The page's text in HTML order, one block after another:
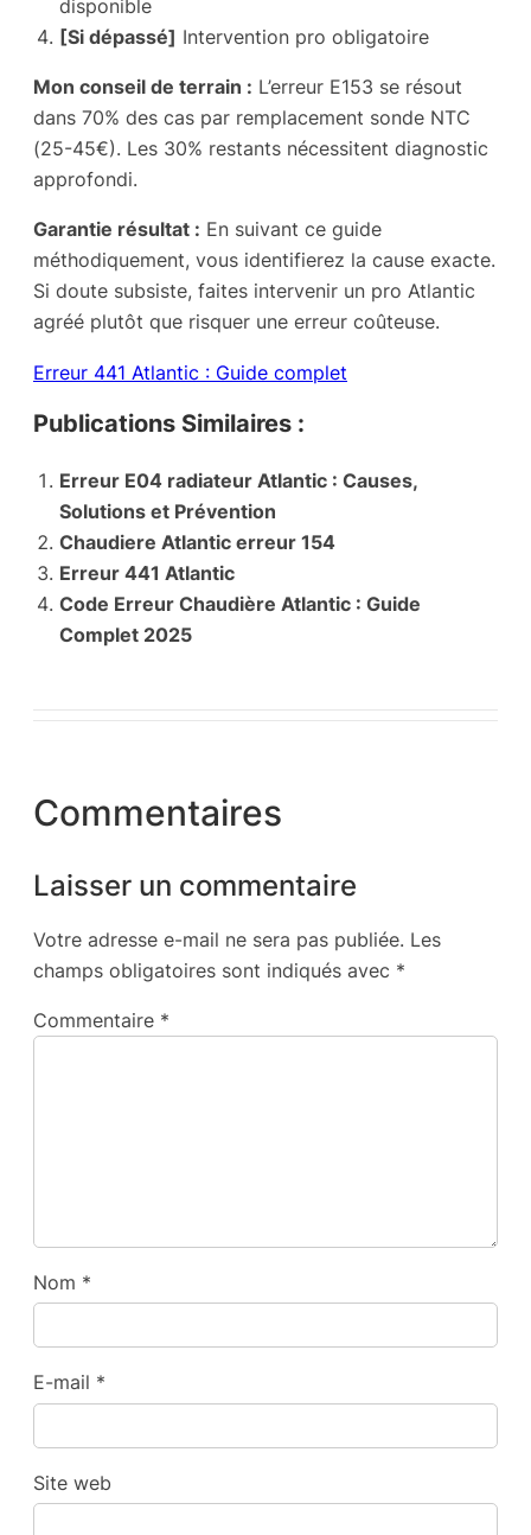
disponible
[Si dépassé] Intervention pro obligatoire
Mon conseil de terrain : L’erreur E153 se résout
dans 70% des cas par remplacement sonde NTC
(25-45€). Les 30% restants nécessitent diagnostic
approfondi.
Garantie résultat : En suivant ce guide
méthodiquement, vous identifierez la cause exacte.
Si doute subsiste, faites intervenir un pro Atlantic
agréé plutôt que risquer une erreur coûteuse.
Erreur 441 Atlantic : Guide complet
Publications Similaires :
Erreur E04 radiateur Atlantic : Causes,
Solutions et Prévention
Chaudiere Atlantic erreur 154
Erreur 441 Atlantic
Code Erreur Chaudière Atlantic : Guide
Complet 2025
Commentaires
Laisser un commentaire
Votre adresse e-mail ne sera pas publiée. Les
champs obligatoires sont indiqués avec *
Commentaire *
Nom *
E-mail *
Site web